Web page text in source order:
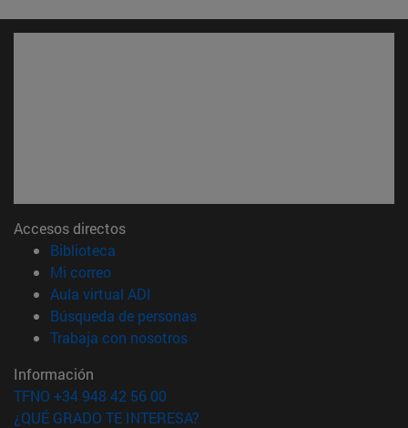
Accesos directos
Biblioteca
Mi correo(abre en nueva ventana)
Aula virtual ADI
Búsqueda de personas(abre en nueva ventana)
Trabaja con nosotros(abre en nueva ventana)
Información
TFNO +34 948 42 56 00
¿QUÉ GRADO TE INTERESA?